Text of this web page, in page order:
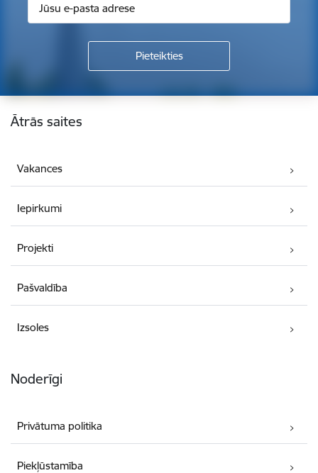
Kājene
Ātrās saites
Vakances
Iepirkumi
Projekti
Pašvaldība
Izsoles
Noderīgi
Privātuma politika
Piekļūstamība